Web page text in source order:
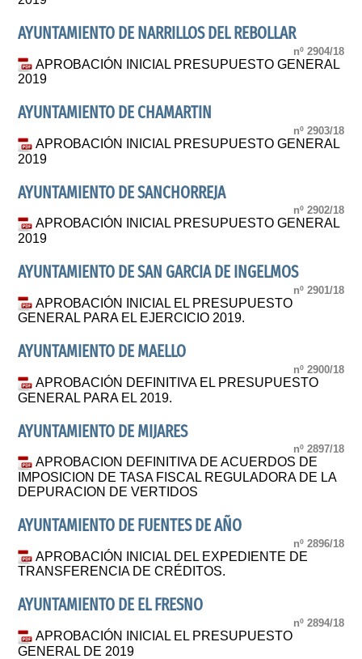
AYUNTAMIENTO DE NARRILLOS DEL REBOLLAR
nº 2904/18
APROBACIÓN INICIAL PRESUPUESTO GENERAL
2019
AYUNTAMIENTO DE CHAMARTIN
nº 2903/18
APROBACIÓN INICIAL PRESUPUESTO GENERAL
2019
AYUNTAMIENTO DE SANCHORREJA
nº 2902/18
APROBACIÓN INICIAL PRESUPUESTO GENERAL
2019
AYUNTAMIENTO DE SAN GARCIA DE INGELMOS
nº 2901/18
APROBACIÓN INICIAL EL PRESUPUESTO
GENERAL PARA EL EJERCICIO 2019.
AYUNTAMIENTO DE MAELLO
nº 2900/18
APROBACIÓN DEFINITIVA EL PRESUPUESTO
GENERAL PARA EL 2019.
AYUNTAMIENTO DE MIJARES
nº 2897/18
APROBACION DEFINITIVA DE ACUERDOS DE
IMPOSICION DE TASA FISCAL REGULADORA DE LA
DEPURACION DE VERTIDOS
AYUNTAMIENTO DE FUENTES DE AÑO
nº 2896/18
APROBACIÓN INICIAL DEL EXPEDIENTE DE
TRANSFERENCIA DE CRÉDITOS.
AYUNTAMIENTO DE EL FRESNO
nº 2894/18
APROBACIÓN INICIAL EL PRESUPUESTO
GENERAL DE 2019